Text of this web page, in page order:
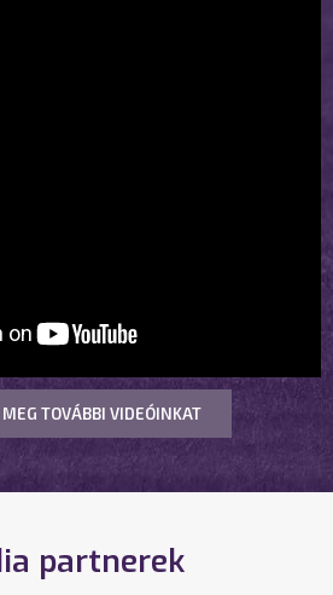
TOVÁBBI VIDEÓINKAT
partnerek